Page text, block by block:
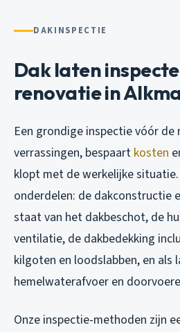
DAKINSPECTIE
Dak laten
renovatie in
Een grondige inspectie vóór
verrassingen, bespaart kosten
klopt met de werkelijke
onderdelen: de dakconstructie
staat van het dakbeschot, de
ventilatie, de dakbedekking
kilgoten en loodslabben, en als
hemelwaterafvoer en
Onze inspectie-methoden zijn